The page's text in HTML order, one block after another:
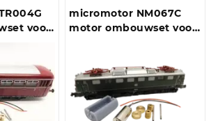
voor
micromotor NM067C
motor ombouwset voor